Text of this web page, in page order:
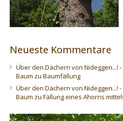
Neueste Kommentare
Über den Dächern von Nideggen...!
Baum zu Baumfällung
Über den Dächern von Nideggen...!
Baum zu Fällung eines Ahorns